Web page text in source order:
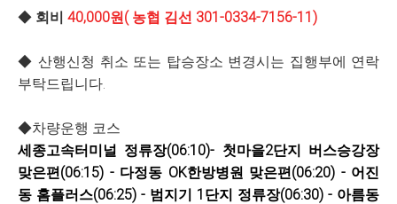
◆ 회비 40,000원( 농협 김선 301-0334-7156-11)
◆ 산행신청 취소 또는 탑승장소 변경시는 집행부에 연락
부탁드립니다.
◆차량운행 코스
세종고속터미널 정류장(06:10)- 첫마을2단지 버스승강장
맞은편(06:15) - 다정동 OK한방병원 맞은편(06:20) - 어진
동 홈플러스(06:25) - 범지기 1단지 정류장(06:30) - 아름동